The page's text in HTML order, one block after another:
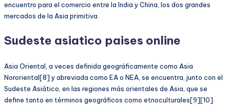
encuentro para el comercio entre la India y China, los dos grandes
mercados de la Asia primitiva.
Sudeste asiatico paises online
Asia Oriental, a veces definida geográficamente como Asia
Nororiental[8] y abreviada como EA o NEA, se encuentra, junto con el
Sudeste Asiático, en las regiones más orientales de Asia, que se
define tanto en términos geográficos como etnoculturales[9][10].